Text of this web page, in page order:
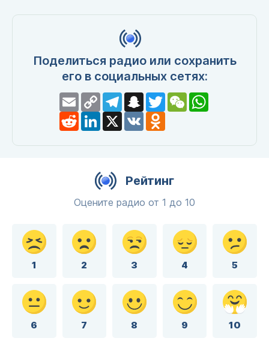
Поделиться радио или сохранить
его в социальных сетях:
EmailCopy
Link
TelegramSnapchat
TwitterWeChatWhatsApp
RedditLinkedIn
X VK Odnoklassniki
Рейтинг
Оцените радио от 1 до 10
1 2 3 4 5
6 7 8 9 10